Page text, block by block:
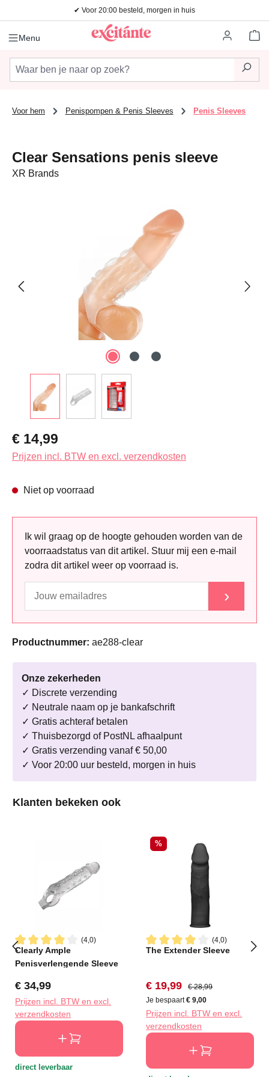
Ga naar de hoofdinhoud✔ Voor 20:00 besteld, morgen in huis
Menu
Voor hem Penispompen & Penis Sleeves Penis Sleeves
Clear Sensations penis sleeve
XR Brands
Normale prijs:
€ 14,99
Prijzen incl. BTW en excl. verzendkosten
Niet op voorraad
Ik wil graag op de hoogte gehouden worden van de
voorraadstatus van dit artikel. Stuur mij een e-mail
zodra dit artikel weer op voorraad is.
›
Productnummer: ae288-clear
Onze zekerheden
✓ Discrete verzending
✓ Neutrale naam op je bankafschrift
✓ Gratis achteraf betalen
✓ Thuisbezorgd of PostNL afhaalpunt
✓ Gratis verzending vanaf € 50,00
✓ Voor 20:00 uur besteld, morgen in huis
Productgalerij overslaan
Klanten bekeken ook
(4,0)
Gemiddelde waardering van 4 van 5 sterren
Clearly Ample
Penisverlengende Sleeve
Normale prijs:
€ 34,99
Prijzen incl. BTW en excl.
verzendkosten
direct leverbaar
Korting
%
(4,0)
Gemiddelde waardering van
The Extender Sleeve
Verkoopprijs:
€ 19,99 Normale prijs:
€ 28,99
Je bespaart€ 9,00
Prijzen incl. BTW en excl.
verzendkosten